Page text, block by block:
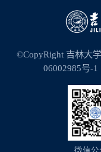
©CopyRight 吉林大
06002985号-1